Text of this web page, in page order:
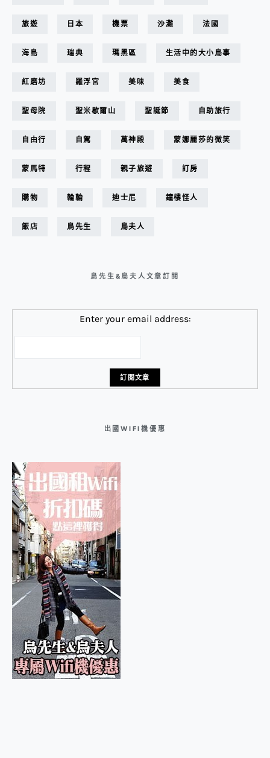
旅遊 日本 機票 沙灘 法國
海島 瑞典 瑪黑區 生活中的大小鳥事
紅磨坊 羅浮宮 美味 美食
聖母院 聖米歇爾山 聖誕節 自助旅行
自由行 自駕 萬神殿 蒙娜麗莎的微笑
蒙馬特 行程 親子旅遊 訂房
購物 輪輪 迪士尼 鐘樓怪人
飯店 鳥先生 鳥夫人
鳥先生&鳥夫人文章訂閱
Enter your email address:
出國WIFI機優惠